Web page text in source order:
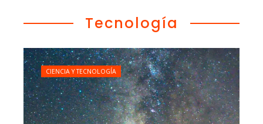
Tecnología
CIENCIA Y TECNOLOGÍA